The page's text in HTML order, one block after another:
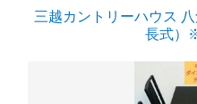
三越カントリーハウス
長式）